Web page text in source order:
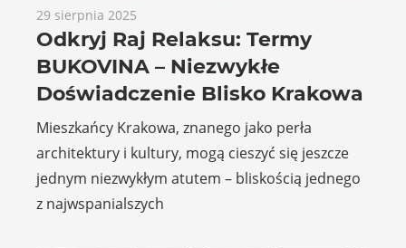
29 sierpnia 2025
Odkryj Raj Relaksu: Termy
BUKOVINA – Niezwykłe
Doświadczenie Blisko Krakowa
Mieszkańcy Krakowa, znanego jako perła
architektury i kultury, mogą cieszyć się jeszcze
jednym niezwykłym atutem – bliskością jednego
z najwspanialszych